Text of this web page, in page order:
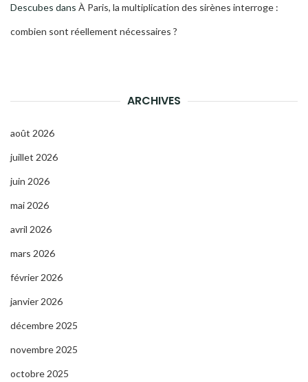
Descubes dans À Paris, la multiplication des sirènes interroge :
combien sont réellement nécessaires ?
ARCHIVES
août 2026
juillet 2026
juin 2026
mai 2026
avril 2026
mars 2026
février 2026
janvier 2026
décembre 2025
novembre 2025
octobre 2025